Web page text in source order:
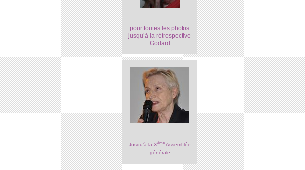
pour toutes les photos
jusqu’à la rétrospective
Godard
Jusqu’à la XèmeAssemblée
générale